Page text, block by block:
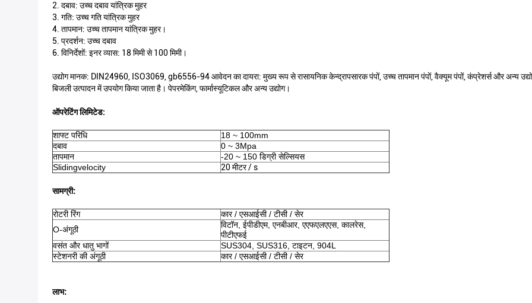
2. दबाव: उच्च दबाव यांत्रिक मुहर
3. गति: उच्च गति यांत्रिक मुहर
4. तापमान: उच्च तापमान यांत्रिक मुहर।
5. प्रदर्शन: उच्च दबाव
6. विनिर्देशों: इनर व्यास: 18 मिमी से 100 मिमी।
उद्योग मानक: DIN24960, ISO3069, gb6556-94 आवेदन का दायरा: मुख्य रूप से रासायनिक केन्द्रापसारक पंपों, उच्च तापमान पंपों, वैक्यूम पंपों, कंप्रेशर्स और अन्य
बिजली उत्पादन में उपयोग किया जाता है। पेपरमेकिंग, फार्मास्यूटिकल और अन्य उद्योग।
ऑपरेटिंग लिमिटेड:
शाफ्ट परिधि
18 ~ 100mm
दबाव
0 ~ 3Mpa
तापमान
-20 ~ 150 डिग्री सेल्सियस
Slidingvelocity
20 मीटर / s
सामग्री:
रोटरी रिंग
कार / एसआईसी / टीसी / सेर
O-अंगूठी
विटॉन, ईपीडीएम, एनबीआर, एएफएलएएस, कालरेस,
पीटीएफई
वसंत और धातु भागों
SUS304, SUS316, टाइटन, 904L
स्टेशनरी की अंगूठी
कार / एसआईसी / टीसी / सेर
लाभ: